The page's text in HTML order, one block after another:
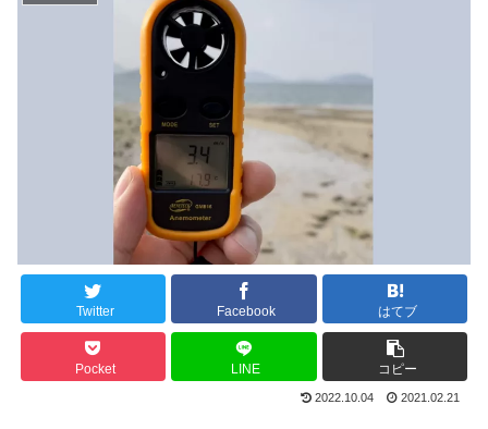
Twitter Facebook はてブ
Pocket LINE コピー
2022.10.04 2021.02.21